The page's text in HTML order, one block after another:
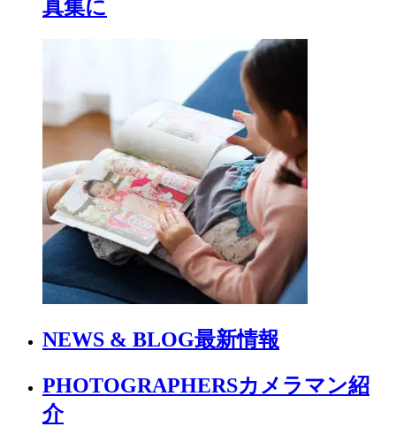
真集に
NEWS & BLOG最新情報
PHOTOGRAPHERSカメラマン紹
介